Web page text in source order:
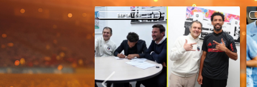
DEPORTES